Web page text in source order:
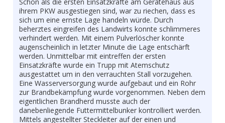
ihrem PKW ausgestiegen sind, war zu riechen, dass es
sich um eine ernste Lage handeln würde. Durch
beherztes eingreifen des Landwirts konnte schlimmeres
verhindert werden. Mit einem Pulverlöscher konnte
augenscheinlich in letzter Minute die Lage entschärft
werden. Unmittelbar mit eintreffen der ersten
Einsatzkräfte wurde ein Trupp mit Atemschutz
ausgestattet um in den verrauchten Stall vorzugehen.
Eine Wasserversorgung wurde aufgebaut und ein Rohr
zur Brandbekämpfung wurde vorgenommen. Neben dem
eigentlichen Brandherd musste auch der
danebenliegende Futtermittelbunker kontrolliert werden.
Mittels angestellter Steckleiter auf der einen und